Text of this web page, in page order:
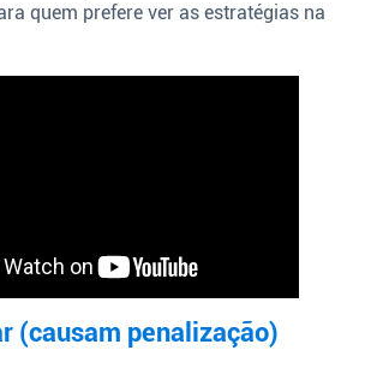
quem prefere ver as estratégias na
(causam penalização)